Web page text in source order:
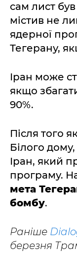
сам лист
містив не
ядерної
Тегерану,
Іран може
якщо
90%.
Після того
Білого
Іран, який
програму.
мета
бомбу.
Раніше
березня